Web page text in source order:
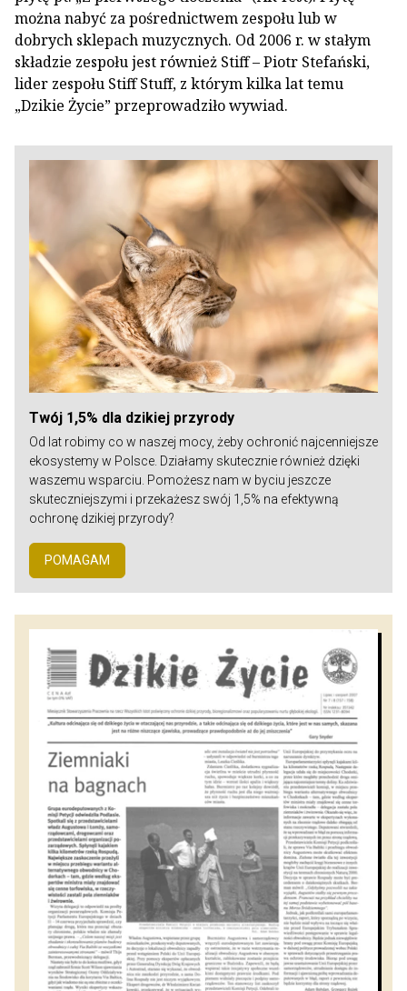
można nabyć za pośrednictwem zespołu lub w
dobrych sklepach muzycznych. Od 2006 r. w stałym
składzie zespołu jest również Stiff – Piotr Stefański,
lider zespołu Stiff Stuff, z którym kilka lat temu
„Dzikie Życie” przeprowadziło wywiad.
Twój 1,5% dla dzikiej przyrody
Od lat robimy co w naszej mocy, żeby ochronić najcenniejsze
ekosystemy w Polsce. Działamy skutecznie również dzięki
waszemu wsparciu. Pomożesz nam w byciu jeszcze
skuteczniejszymi i przekażesz swój 1,5% na efektywną
ochronę dzikiej przyrody?
POMAGAM